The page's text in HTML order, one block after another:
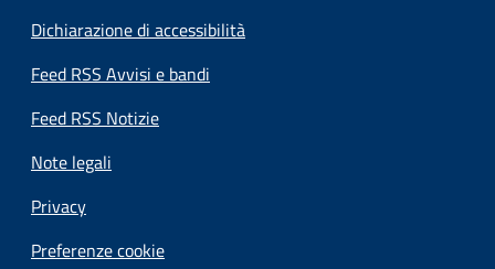
Dichiarazione di accessibilità
Feed RSS Avvisi e bandi
Feed RSS Notizie
Note legali
Privacy
Preferenze cookie